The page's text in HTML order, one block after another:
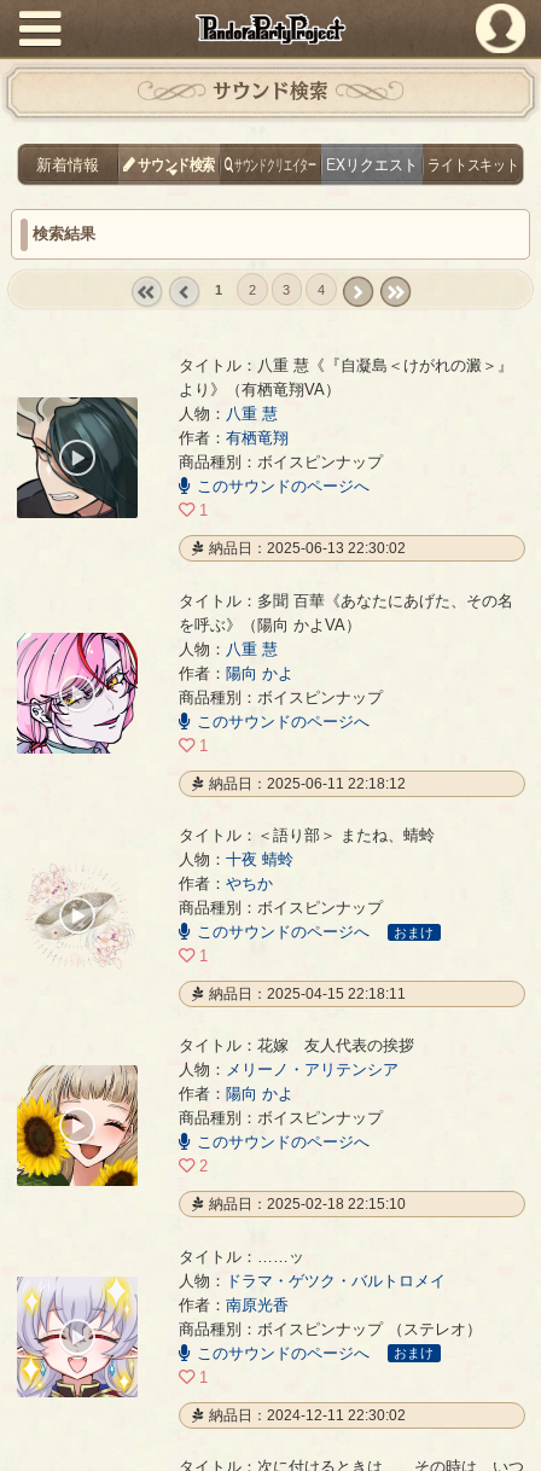
PandoraPartyProject
サウンド検索
新着情報 サウンド検索 サウンドクリエイター EXリクエスト ライトスキット
検索結果
1 2 3 4
八重 慧《『自凝島＜けがれの澱＞』より》（有栖竜翔VA）
00:00
00:07
タイトル：八重 慧《『自凝島＜けがれの澱＞』
より》（有栖竜翔VA）
人物： 八重 慧
作者： 有栖竜翔
商品種別：ボイスピンナップ
このサウンドのページへ
1
納品日：2025-06-13 22:30:02
多聞 百華《あなたにあげた、その名を呼ぶ》（陽向 かよVA）
00:00
00:04
タイトル：多聞 百華《あなたにあげた、その名
を呼ぶ》（陽向 かよVA）
人物： 八重 慧
作者： 陽向 かよ
商品種別：ボイスピンナップ
このサウンドのページへ
1
納品日：2025-06-11 22:18:12
＜語り部＞ またね、蜻蛉 - やちか
タイトル：＜語り部＞ またね、蜻蛉
人物： 十夜 蜻蛉
作者： やちか
商品種別：ボイスピンナップ
このサウンドのページへ
おまけ
1
納品日：2025-04-15 22:18:11
花嫁 友人代表の挨拶 - 陽向 かよ
タイトル：花嫁 友人代表の挨拶
人物： メリーノ・アリテンシア
作者： 陽向 かよ
商品種別：ボイスピンナップ
このサウンドのページへ
2
納品日：2025-02-18 22:15:10
- 南原光香
タイトル：……ッ
人物： ドラマ・ゲツク・バルトロメイ
作者： 南原光香
商品種別：ボイスピンナップ （ステレオ）
このサウンドのページへ
おまけ
1
納品日：2024-12-11 22:30:02
タイトル：次に付けるときは……その時は、いつ